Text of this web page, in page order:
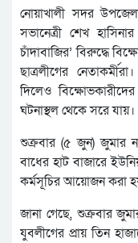
নোয়াখালী সদর
সভানেত্রী শেখ
চাঁদাবাজির’ বিরুদ্ধে
ছাত্রলীগের
দিলেও
ঘটনাস্থল থেকে সরে যায়।
শুক্রবার (৫ জুন) জুমার
বাধের হাট বাজারে
কর্মসূচির আয়োজন করা
জানা গেছে, শুক্রবার
যুবলীগের প্রায় তিন